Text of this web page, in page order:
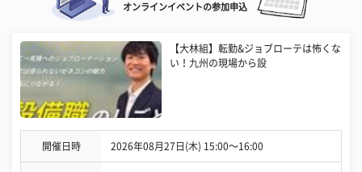
オンラインイベントの参加申込
【大林組】転勤&ジョブローテは怖くな
い！九州の現場から設
開催日時 2026年08月27日(木) 15:00〜16:00